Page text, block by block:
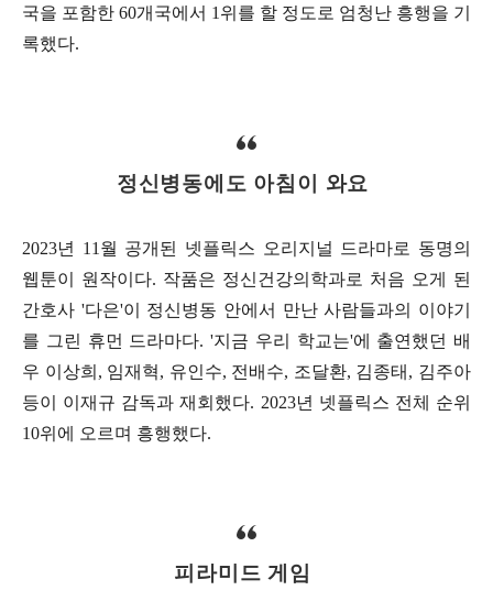
국을 포함한 60개국에서 1위를 할 정도로 엄청난 흥행을 기
록했다.
정신병동에도 아침이 와요
2023년 11월 공개된 넷플릭스 오리지널 드라마로 동명의
웹툰이 원작이다. 작품은 정신건강의학과로 처음 오게 된
간호사 '다은'이 정신병동 안에서 만난 사람들과의 이야기
를 그린 휴먼 드라마다. '지금 우리 학교는'에 출연했던 배
우 이상희, 임재혁, 유인수, 전배수, 조달환, 김종태, 김주아
등이 이재규 감독과 재회했다. 2023년 넷플릭스 전체 순위
10위에 오르며 흥행했다.
피라미드 게임